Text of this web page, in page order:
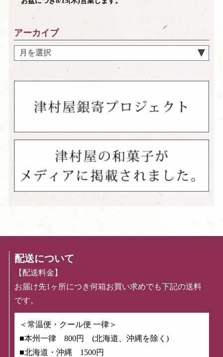
アーカイブ
配送について
【配送料金】
お届け先1ヶ所につき何箱お買い求めでも下記の送料
です。
＜常温便・クール便 一律＞
■本州一律 800円 (北海道、沖縄を除く)
■北海道・沖縄 1500円